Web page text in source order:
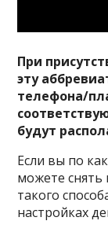
При
эту
телефона/
будут
Если вы по
можете снять
такого
настройках